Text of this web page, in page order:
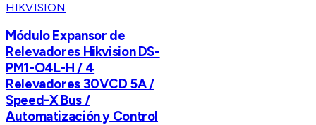
HIKVISION
Módulo Expansor de
Relevadores Hikvision DS-
PM1-O4L-H / 4
Relevadores 30VCD 5A /
Speed-X Bus /
Automatización y Control